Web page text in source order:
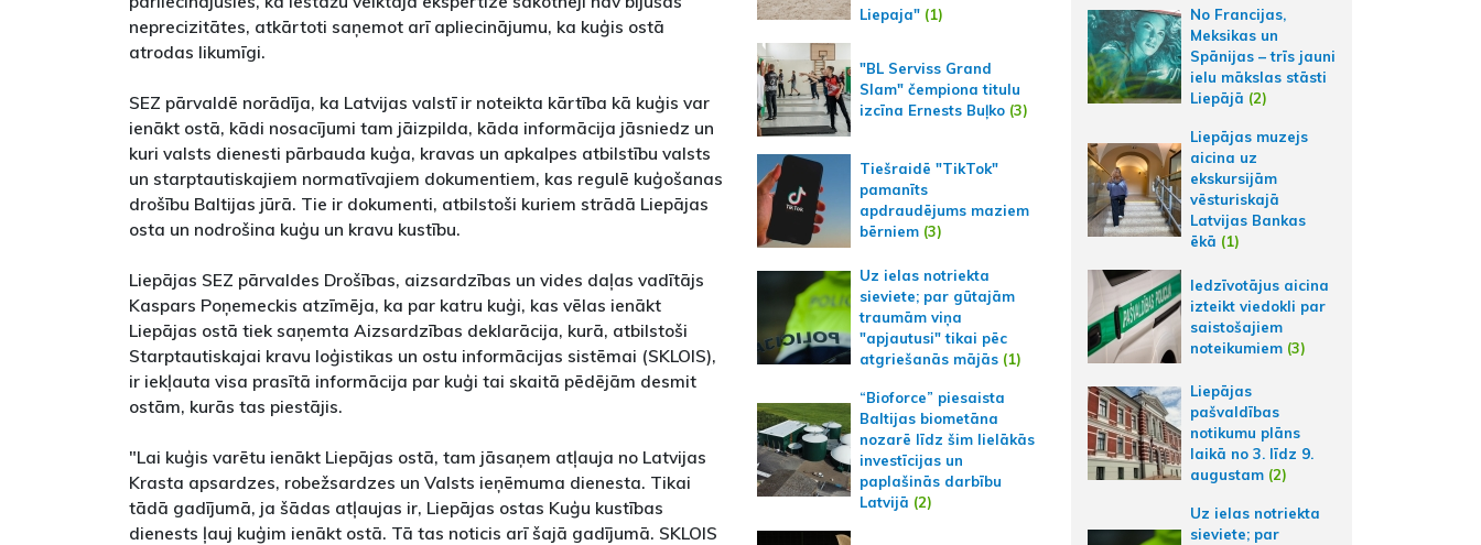
neprecizitātes, atkārtoti saņemot arī apliecinājumu, ka kuģis ostā
atrodas likumīgi.
SEZ pārvaldē norādīja, ka Latvijas valstī ir noteikta kārtība kā kuģis var
ienākt ostā, kādi nosacījumi tam jāizpilda, kāda informācija jāsniedz un
kuri valsts dienesti pārbauda kuģa, kravas un apkalpes atbilstību valsts
un starptautiskajiem normatīvajiem dokumentiem, kas regulē kuģošanas
drošību Baltijas jūrā. Tie ir dokumenti, atbilstoši kuriem strādā Liepājas
osta un nodrošina kuģu un kravu kustību.
Liepājas SEZ pārvaldes Drošības, aizsardzības un vides daļas vadītājs
Kaspars Poņemeckis atzīmēja, ka par katru kuģi, kas vēlas ienākt
Liepājas ostā tiek saņemta Aizsardzības deklarācija, kurā, atbilstoši
Starptautiskajai kravu loģistikas un ostu informācijas sistēmai (SKLOIS),
ir iekļauta visa prasītā informācija par kuģi tai skaitā pēdējām desmit
ostām, kurās tas piestājis.
"Lai kuģis varētu ienākt Liepājas ostā, tam jāsaņem atļauja no Latvijas
Krasta apsardzes, robežsardzes un Valsts ieņēmuma dienesta. Tikai
tādā gadījumā, ja šādas atļaujas ir, Liepājas ostas Kuģu kustības
dienests ļauj kuģim ienākt ostā. Tā tas noticis arī šajā gadījumā. SKLOIS
Liepaja"(1)
"BL Serviss Grand
Slam" čempiona titulu
izcīna Ernests Buļko(3)
Tiešraidē "TikTok"
pamanīts
apdraudējums maziem
bērniem(3)
Uz ielas notriekta
sieviete; par gūtajām
traumām viņa
"apjautusi" tikai pēc
atgriešanās mājās(1)
“Bioforce” piesaista
Baltijas biometāna
nozarē līdz šim lielākās
investīcijas un
paplašinās darbību
Latvijā (2)
No Francijas,
Meksikas un
Spānijas – trīs jauni
ielu mākslas stāsti
Liepājā (2)
Liepājas muzejs
aicina uz
ekskursijām
vēsturiskajā
Latvijas Bankas
ēkā (1)
Iedzīvotājus aicina
izteikt viedokli par
saistošajiem
noteikumiem (3)
Liepājas
pašvaldības
notikumu plāns
laikā no 3. līdz 9.
augustam (2)
Uz ielas notriekta
sieviete; par